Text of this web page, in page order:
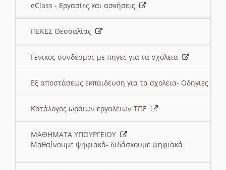
eClass - Εργασίες και ασκήσεις
ΠΕΚΕΣ Θεσσαλιας
Γενικος συνδεσμος με πηγες για τα σχολεια
Εξ αποστάσεως εκπαιδευση για τα σχολεια- Οδηγιες
Κατάλογος ωραιων εργαλειων ΤΠΕ
ΜΑΘΗΜΑΤΑ ΥΠΟΥΡΓΕΙΟΥ
Μαθαίνουμε ψηφιακά- διδάσκουμε ψηφιακά